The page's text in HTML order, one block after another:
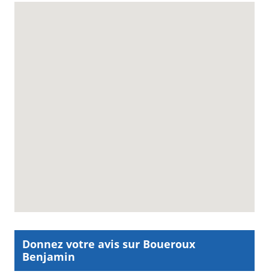
Donnez votre avis sur Boueroux
Benjamin